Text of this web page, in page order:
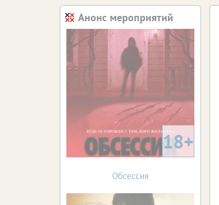
Анонс мероприятий
18+
Обсессия